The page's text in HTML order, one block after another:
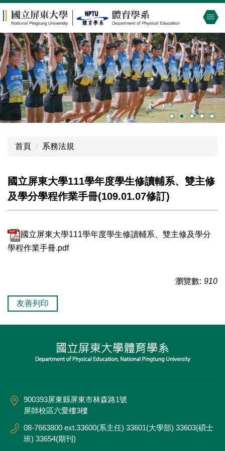
到
主
要
內
容
區
首頁 系務法規
國立屏東大學111學年度學生修讀輔系、雙主修
及學分學程作業手冊(109.01.07修訂)
國立屏東大學111學年度學生修讀輔系、雙主修及學分
學程作業手冊.pdf
瀏覽數: 910
友善列印
900393屏東縣屏東市林森路1號
屏師校區六愛樓3樓
08-7663800 ext.33600(系主任) 33601(大學部) 33603(碩士
班) 33654(期刊)